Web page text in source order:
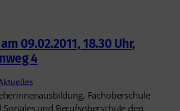
09.02.2011, 18.30 Uhr,
4
Fachoberschule
und Berufsoberschule den